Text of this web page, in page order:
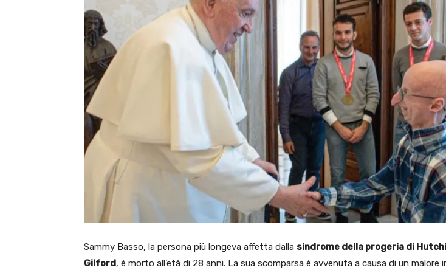
Sammy Basso, la persona più longeva affetta dalla sindrome della progeria di
Gilford, è morto all’età di 28 anni. La sua scomparsa è avvenuta a causa di un malore